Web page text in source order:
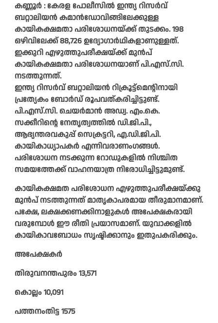
കണ്ണൂർ : കേരള പോലീസിൽ ഇന്ത്യ റിസർവ്
ബറ്റാലിയൻ കമാൻഡോവിങ്ങിലേക്കുള്ള
കായികക്ഷമതാ പരിശോധനയ്ക്ക് തുടക്കം. 198
ഒഴിവിലേക്ക് 88,726 ഉദ്യോഗാർഥികളാണുള്ളത്.
ഇക്കുറി എഴുത്തുപരീക്ഷയ്ക്ക് മുൻപ്
കായികക്ഷമതാ പരിശോധനയാണ് പി.എസ്.സി.
നടത്തുന്നത്.
ഇന്ത്യ റിസർവ് ബറ്റാലിയൻ റിക്രൂട്ട്മെന്റിനായി
പ്രത്യേകം ബോർഡ് രൂപവത്കരിച്ചിട്ടുണ്ട്.
പി.എസ്.സി. ചെയർമാൻ അഡ്വ. എം.കെ.
സക്കീറിന്റെ നേതൃത്വത്തിൽ ഡി.ജി.പി.,
ആഭ്യന്തരവകുപ്പ് സെക്രട്ടറി, എ.ഡി.ജി.പി.
കായികാധ്യാപകർ എന്നിവരാണംഗങ്ങൾ.
പരിശോധന നടക്കുന്ന റോഡുകളിൽ നിശ്ചിത
സമയത്തേക്ക് വാഹനയാത്ര നിരോധിച്ചിട്ടുമുണ്ട്.
കായികക്ഷമത പരിശോധന എഴുത്തുപരീക്ഷയ്ക്കു
മുൻപ് നടത്തുന്നത് മാതൃകാപരമായ തീരുമാനമാണ്.
പക്ഷേ, ലക്ഷക്കണക്കിനാളുകൾ അപേക്ഷകരായി
വരുമ്പോൾ ഈ രീതി പ്രയാസമാണ്. യുവാക്കളിൽ
കായികാവബോധം സൃഷ്ടിക്കാനും ഇതുപകരിക്കും.
അപേക്ഷകർ
തിരുവനന്തപുരം 13,571
കൊല്ലം 10,091
പത്തനംതിട്ട 1575